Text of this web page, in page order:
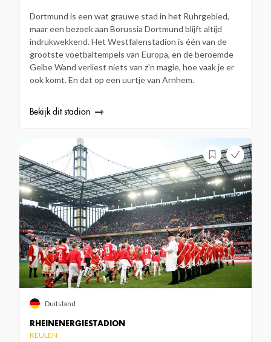
Dortmund is een wat grauwe stad in het Ruhrgebied,
maar een bezoek aan Borussia Dortmund blijft altijd
indrukwekkend. Het Westfalenstadion is één van de
grootste voetbaltempels van Europa, en de beroemde
Gelbe Wand verliest niets van z’n magie, hoe vaak je er
ook komt. En dat op een uurtje van Arnhem.
Bekijk dit stadion
RHEINENERGIESTADION
KEULEN
Duitsland